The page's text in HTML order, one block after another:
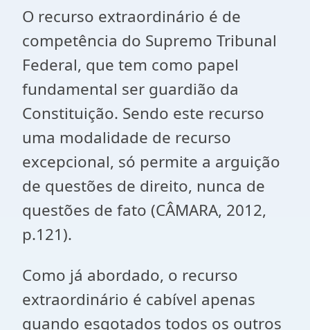
O recurso extraordinário é de
competência do Supremo Tribunal
Federal, que tem como papel
fundamental ser guardião da
Constituição. Sendo este recurso
uma modalidade de recurso
excepcional, só permite a arguição
de questões de direito, nunca de
questões de fato (CÂMARA, 2012,
p.121).
Como já abordado, o recurso
extraordinário é cabível apenas
quando esgotados todos os outros